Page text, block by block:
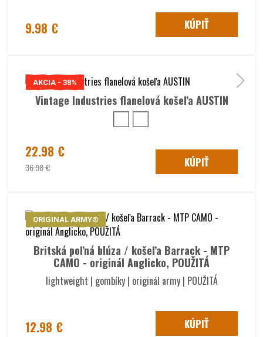
9.98 € KÚPIŤ
AKCIA - 38%
Vintage Industries flanelová košeľa AUSTIN
22.98 €
36.98 € KÚPIŤ
ORIGINAL ARMY®
Britská poľná blúza / košeľa Barrack - MTP
CAMO - originál Anglicko, POUŽITÁ
lightweight | gombíky | originál army | POUŽITÁ
12.98 € KÚPIŤ